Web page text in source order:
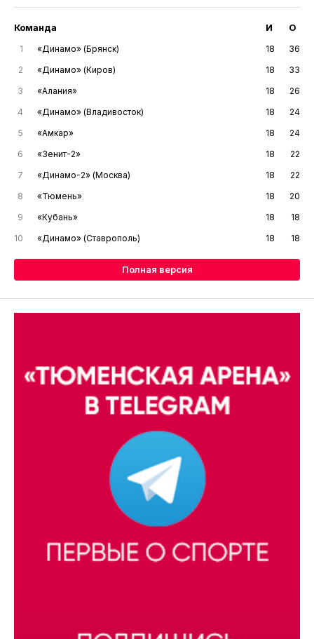
Команда И О
1 «Динамо» (Брянск) 18
36
2
«Динамо» (Киров) 18
33
3
«Алания» 18
26
4
«Динамо» (Владивосток) 18
24
5
«Амкар» 18
24
6
«Зенит-2» 18
22
7
«Динамо-2» (Москва) 18
22
8
«Тюмень» 18
20
9
«Кубань» 18
18
10
«Динамо» (Ставрополь) 18 18
Полная версия